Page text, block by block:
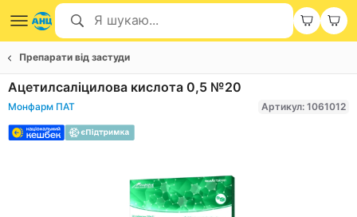
Препарати від застуди
Ацетилсаліцилова кислота 0,5 №20
Монфарм ПАТ Артикул: 1061012